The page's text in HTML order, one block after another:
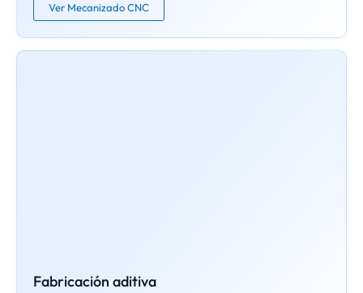
Ver Mecanizado CNC
Fabricación aditiva